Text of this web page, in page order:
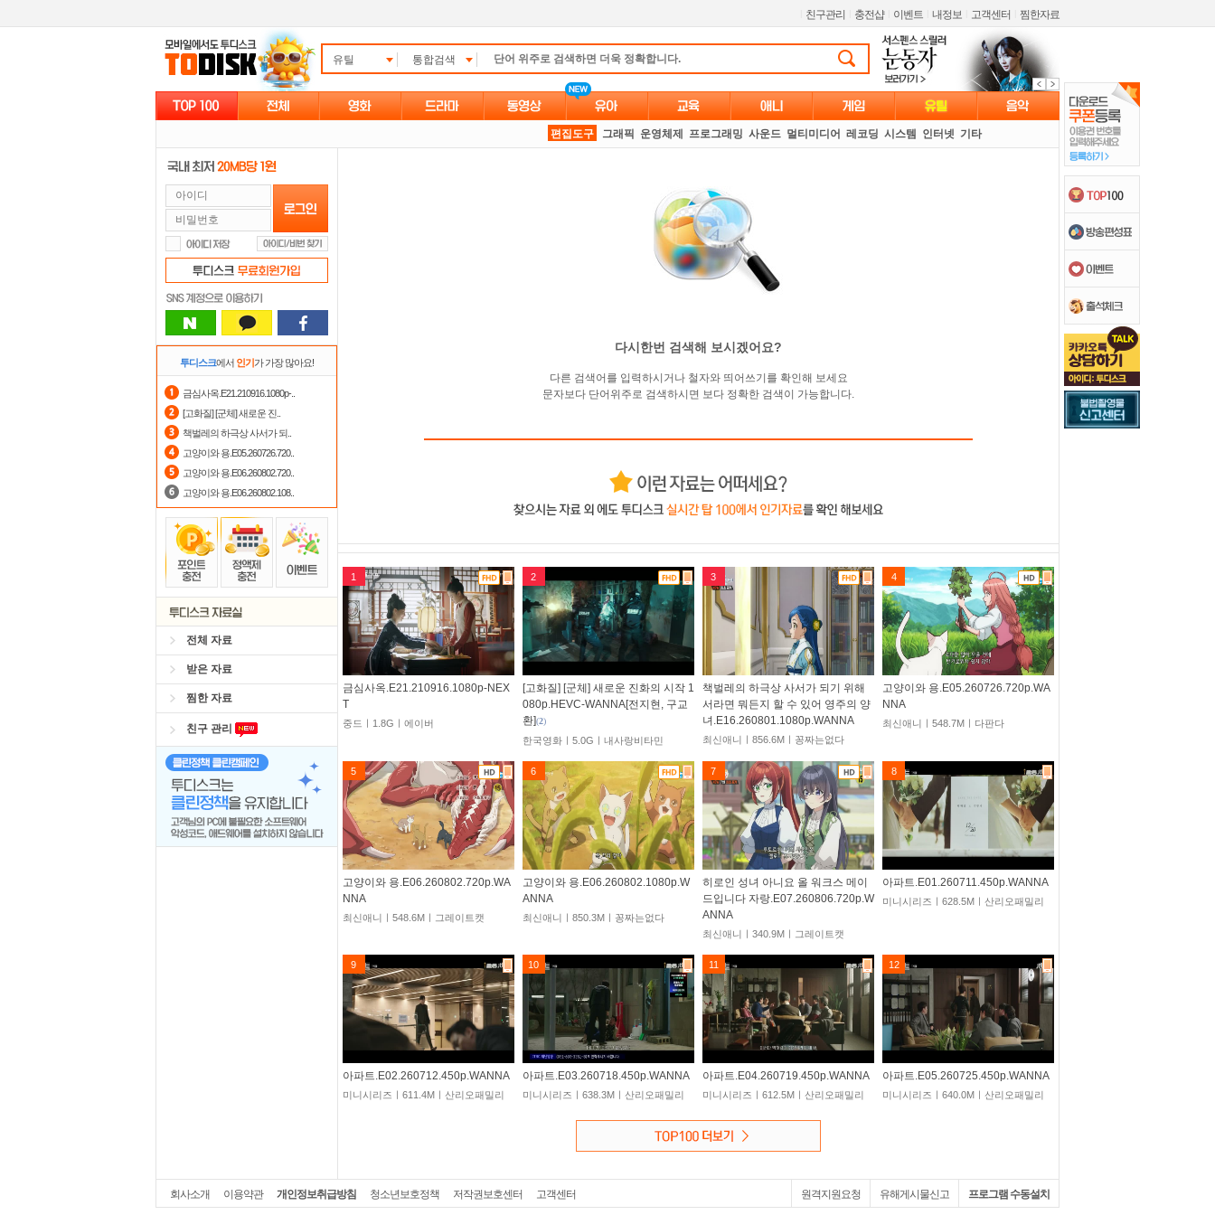
친구관리 충전샵 이벤트 내정보 고객센터 찜한자료
유틸 통합검색
편집도구 그래픽 운영체제 프로그래밍 사운드 멀티미디어 레코딩 시스템 인터넷 기타
투디스크에서 인기가 가장 많아요!
금심사옥.E21.210916.1080p-..
[고화질] [군체] 새로운 진..
책벌레의 하극상 사서가 되..
고양이와 용.E05.260726.720..
고양이와 용.E06.260802.720..
고양이와 용.E06.260802.108..
전체 자료
받은 자료
찜한 자료
친구 관리
다시한번 검색해 보시겠어요?
다른 검색어를 입력하시거나 철자와 띄어쓰기를 확인해 보세요
문자보다 단어위주로 검색하시면 보다 정확한 검색이 가능합니다.
1
금심사옥.E21.210916.1080p-NEX
T
중드ㅣ1.8Gㅣ에이버
2
[고화질] [군체] 새로운 진화의 시작 1
080p.HEVC-WANNA[전지현, 구교
환](2)
한국영화ㅣ5.0Gㅣ내사랑비타민
3
책벌레의 하극상 사서가 되기 위해
서라면 뭐든지 할 수 있어 영주의 양
녀.E16.260801.1080p.WANNA
최신애니ㅣ856.6Mㅣ꽁짜는없다
4
고양이와 용.E05.260726.720p.WA
NNA
최신애니ㅣ548.7Mㅣ다판다
5
고양이와 용.E06.260802.720p.WA
NNA
최신애니ㅣ548.6Mㅣ그레이트캣
6
고양이와 용.E06.260802.1080p.W
ANNA
최신애니ㅣ850.3Mㅣ꽁짜는없다
7
히로인 성녀 아니요 올 워크스 메이
드입니다 자랑.E07.260806.720p.W
ANNA
최신애니ㅣ340.9Mㅣ그레이트캣
8
아파트.E01.260711.450p.WANNA
미니시리즈ㅣ628.5Mㅣ산리오패밀리
9
아파트.E02.260712.450p.WANNA
미니시리즈ㅣ611.4Mㅣ산리오패밀리
10
아파트.E03.260718.450p.WANNA
미니시리즈ㅣ638.3Mㅣ산리오패밀리
11
아파트.E04.260719.450p.WANNA
미니시리즈ㅣ612.5Mㅣ산리오패밀리
12
아파트.E05.260725.450p.WANNA
미니시리즈ㅣ640.0Mㅣ산리오패밀리
회사소개 이용약관 개인정보취급방침 청소년보호정책 저작권보호센터 고객센터 원격지원요청 유해게시물신고 프로그램 수동설치